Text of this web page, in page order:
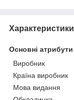
Характеристики
Основні атрибути
Виробник
Країна виробник
Мова видання